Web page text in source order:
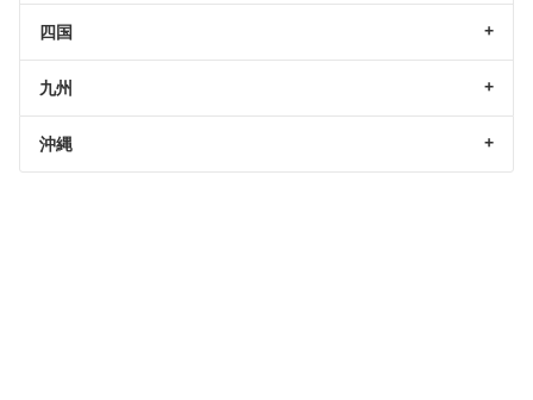
四国
九州
沖縄